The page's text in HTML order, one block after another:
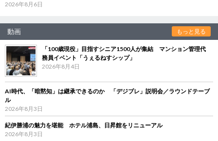
2026年8月6日
動画 もっと見る
「100歳現役」目指すシニア1500人が集結 マンション管理代
務員イベント「うぇるねすシップ」
2026年8月4日
AI時代、「暗黙知」は継承できるのか 「デジブレ」説明会／ラウンドテーブ
ル
2026年8月3日
紀伊勝浦の魅力を堪能 ホテル浦島、日昇館をリニューアル
2026年8月3日